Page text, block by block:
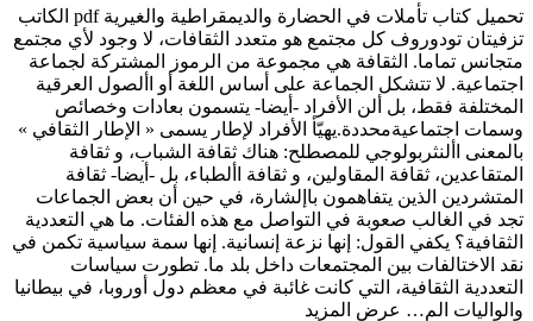
تحميل كتاب تأملات في الحضارة والديمقراطية والغيرية pdf الكاتب
تزفيتان تودوروف كل مجتمع هو متعدد الثقافات، لا وجود لأي مجتمع
متجانس تماما. الثقافة هي مجموعة من الرموز المشتركة لجماعة
اجتماعية. لا تتشكل الجماعة على أساس اللغة أو األصول العرقية
المختلفة فقط، بل ألن الأفراد -أيضا- يتسمون بعادات وخصائص
وسمات اجتماعيةمحددة.يهيّأ الأفراد لإطار يسمى « الإطار الثقافي »
بالمعنى األنثربولوجي للمصطلح: هناك ثقافة الشباب، و ثقافة
المتقاعدين، ثقافة المقاولين، و ثقافة األطباء، بل -أيضا- ثقافة
المتشردين الذين يتفاهمون باإلشارة، في حين أن بعض الجماعات
تجد في الغالب صعوبة في التواصل مع هذه الفئات. ما هي التعددية
الثقافية؟ يكفي القول: إنها نزعة إنسانية. إنها سمة سياسية تكمن في
نقد الاختالفات بين المجتمعات داخل بلد ما. تطورت سياسات
التعددية الثقافية، التي كانت غائبة في معظم دول أوروبا، في بيطانيا
والواليات الم… عرض المزيد